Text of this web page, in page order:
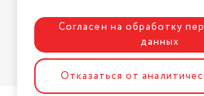
Разработка сайта
Согласен на обработку
данных
Отказаться от